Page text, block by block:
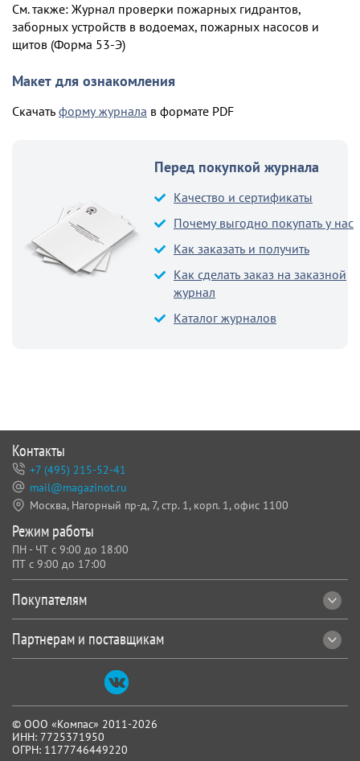
См. также: Журнал проверки пожарных гидрантов,
заборных устройств в водоемах, пожарных насосов и
щитов (Форма 53-Э)
Макет для ознакомления
Скачать форму журнала в формате PDF
Перед покупкой журнала
Качество и сертификаты
Почему выгодно покупать у нас
Как заказать и получить
Как сделать заказ на заказной
журнал
Каталог журналов
© ООО «Компас» 2011-2026
ИНН: 7725371950
ОГРН: 1177746449220
Покупателям
Партнерам и поставщикам
Контакты
+7 (495) 215-52-41
mail@magazinot.ru
Москва, Нагорный пр-д, 7, стр. 1, корп. 1, офис 1100
Режим работы
ПН - ЧТ с 9:00 до 18:00
ПТ с 9:00 до 17:00